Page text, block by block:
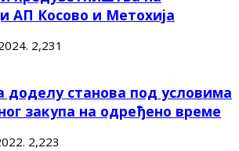
АП Косово и Метохија
2,231
доделу станова под условима
закупа на одређено време
2,223